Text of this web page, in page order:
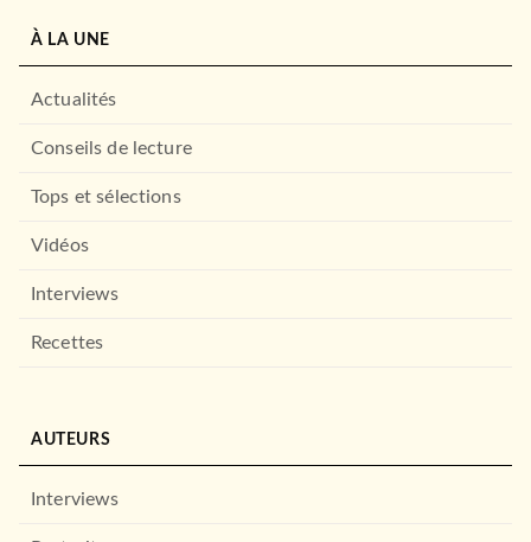
À LA UNE
Actualités
Conseils de lecture
Tops et sélections
Vidéos
Interviews
Recettes
AUTEURS
Interviews